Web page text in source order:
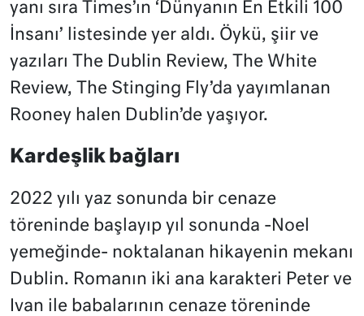
yanı sıra Times’ın ‘Dünyanın En Etkili 100
İnsanı’ listesinde yer aldı. Öykü, şiir ve
yazıları The Dublin Review, The White
Review, The Stinging Fly’da yayımlanan
Rooney halen Dublin’de yaşıyor.
Kardeşlik bağları
2022 yılı yaz sonunda bir cenaze
töreninde başlayıp yıl sonunda -Noel
yemeğinde- noktalanan hikayenin mekanı
Dublin. Romanın iki ana karakteri Peter ve
Ivan ile babalarının cenaze töreninde